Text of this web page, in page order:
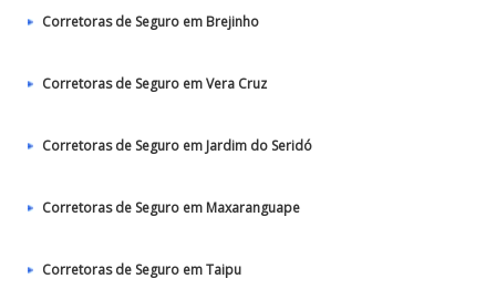
Corretoras de Seguro em Brejinho
Corretoras de Seguro em Vera Cruz
Corretoras de Seguro em Jardim do Seridó
Corretoras de Seguro em Maxaranguape
Corretoras de Seguro em Taipu